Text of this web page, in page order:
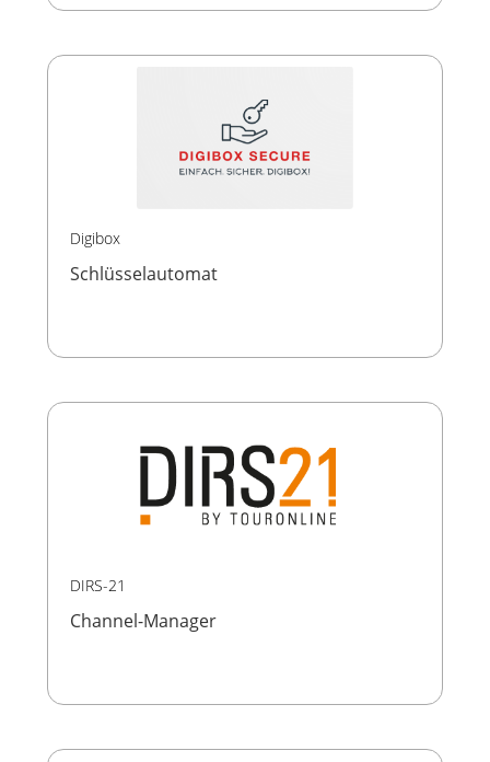
Digibox
Schlüsselautomat
DIRS-21
Channel-Manager